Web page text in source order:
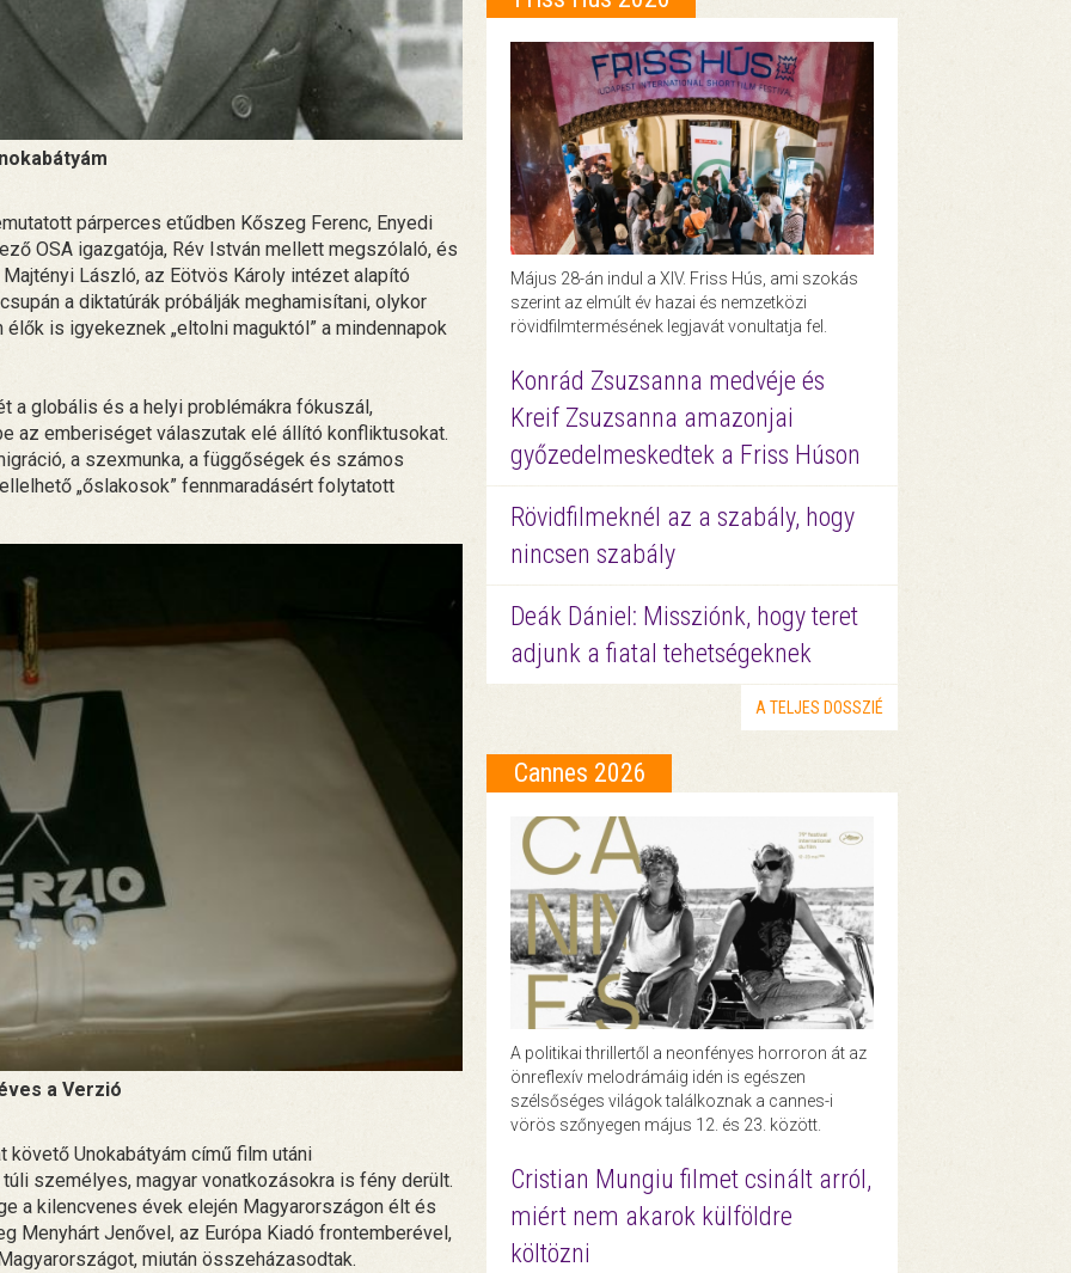
párperces etűdben Kőszeg Ferenc, Enyedi
OSA igazgatója, Rév István mellett megszólaló, és
László, az Eötvös Károly intézet alapító
a diktatúrák próbálják meghamisítani, olykor
is igyekeznek „eltolni maguktól” a mindennapok
a globális és a helyi problémákra fókuszál,
az emberiséget válaszutak elé állító konfliktusokat.
a szexmunka, a függőségek és számos
„őslakosok” fennmaradásért folytatott
a Verzió
követő Unokabátyám című film utáni
személyes, magyar vonatkozásokra is fény derült.
a kilencvenes évek elején Magyarországon élt és
Menyhárt Jenővel, az Európa Kiadó frontemberével,
miután összeházasodtak.
Május 28-án indul a XIV. Friss Hús, ami szokás
szerint az elmúlt év hazai és nemzetközi
rövidfilmtermésének legjavát vonultatja fel.
Konrád Zsuzsanna medvéje és
Kreif Zsuzsanna amazonjai
győzedelmeskedtek a Friss Húson
Rövidfilmeknél az a szabály, hogy
nincsen szabály
Deák Dániel: Missziónk, hogy teret
adjunk a fiatal tehetségeknek
A TELJES DOSSZIÉ
Cannes 2026
A politikai thrillertől a neonfényes horroron át az
önreflexív melodrámáig idén is egészen
szélsőséges világok találkoznak a cannes-i
vörös szőnyegen május 12. és 23. között.
Cristian Mungiu filmet csinált arról,
miért nem akarok külföldre
költözni